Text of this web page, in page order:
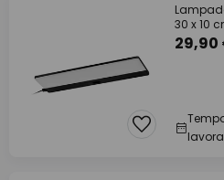
30 x 10
29,90